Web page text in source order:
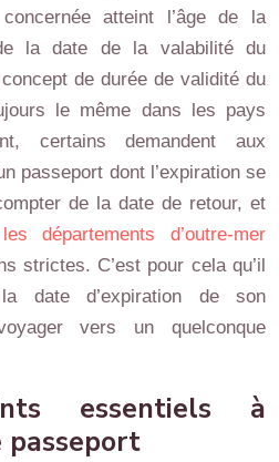
atteint l’âge de la
la date de la valabilité du
de durée de validité du
le même dans les pays
certains demandent aux
passeport dont l’expiration se
de la date de retour, et
départements d’outre-mer
strictes. C’est pour cela qu’il
date d’expiration de son
vers un quelconque
essentiels à